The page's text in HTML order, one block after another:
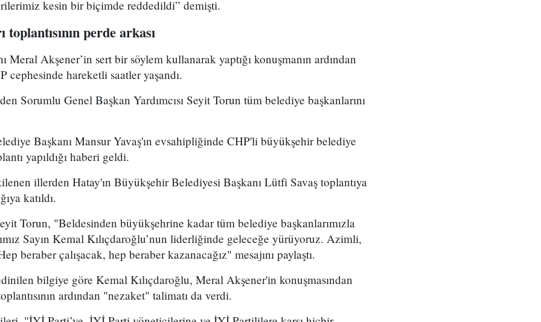
kesin bir biçimde reddedildi” demişti.
perde arkası
Meral Akşener’in sert bir söylem kullanarak yaptığı konuşmanın ardından
cephesinde hareketli saatler yaşandı.
Sorumlu Genel Başkan Yardımcısı Seyit Torun tüm belediye başkanlarını
Başkanı Mansur Yavaş'ın evsahipliğinde CHP'li büyükşehir belediye
yapıldığı haberi geldi.
illerden Hatay'ın Büyükşehir Belediyesi Başkanı Lütfi Savaş toplantıya
katıldı.
Torun, "Beldesinden büyükşehrine kadar tüm belediye başkanlarımızla
Sayın Kemal Kılıçdaroğlu’nun liderliğinde geleceğe yürüyoruz. Azimli,
beraber çalışacak, hep beraber kazanacağız" mesajını paylaştı.
bilgiye göre Kemal Kılıçdaroğlu, Meral Akşener'in konuşmasından
ardından "nezaket" talimatı da verdi.